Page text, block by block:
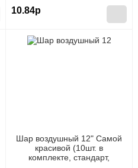
10.84р
Шар воздушный 12" Самой
красивой (10шт. в
комплекте, стандарт,